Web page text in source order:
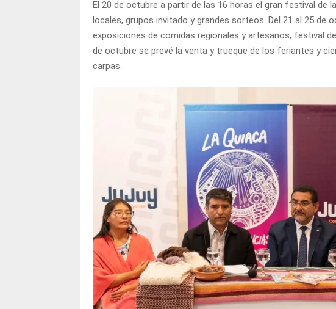
El 20 de octubre a partir de las 16 horas el gran festival de
locales, grupos invitado y grandes sorteos. Del 21 al 25 de
exposiciones de comidas regionales y artesanos, festival
de octubre se prevé la venta y trueque de los feriantes y
carpas.